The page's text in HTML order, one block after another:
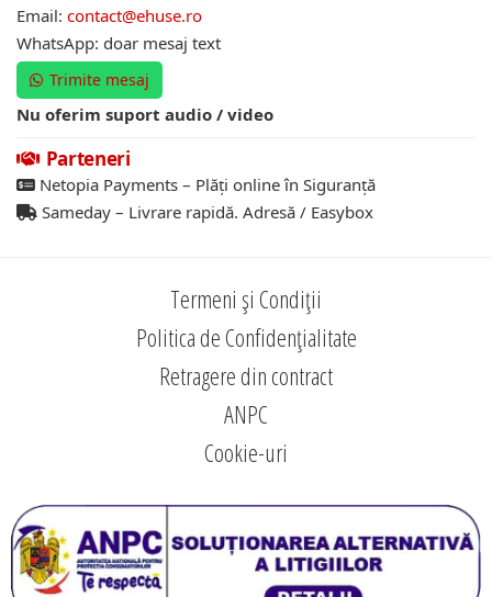
Email: contact@ehuse.ro
WhatsApp: doar mesaj text
Trimite mesaj
Nu oferim suport audio / video
Parteneri
Netopia Payments – Plăți online în Siguranță
Sameday – Livrare rapidă. Adresă / Easybox
Termeni și Condiții
Politica de Confidențialitate
Retragere din contract
ANPC
Cookie-uri